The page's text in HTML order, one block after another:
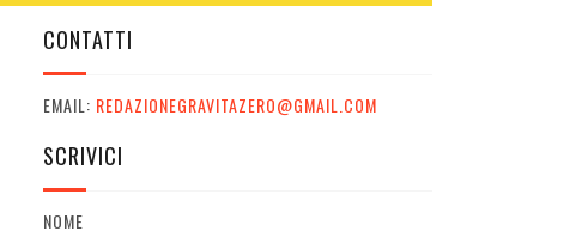
CONTATTI
EMAIL: REDAZIONEGRAVITAZERO@GMAIL.COM
SCRIVICI
NOME